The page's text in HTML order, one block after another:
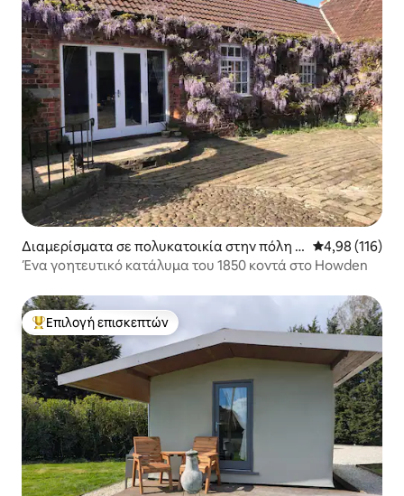
Διαμερίσματα σε πολυκατοικία στην πόλη A
irmyn
Μέση
4,98 (116)
Ένα γοητευτικό κατάλυμα του 1850 κοντά στο Howden
Κορυφαία επιλογή επισκεπτών
Επιλογή επισκεπτών